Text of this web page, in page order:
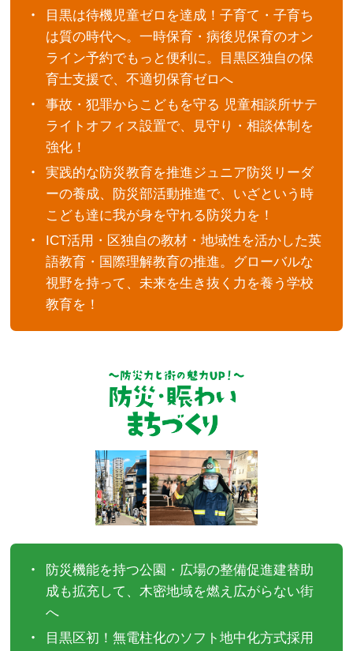
目黒は待機児童ゼロを達成！子育て・子育ち
は質の時代へ。一時保育・病後児保育のオン
ライン予約でもっと便利に。目黒区独自の保
育士支援で、不適切保育ゼロへ
事故・犯罪からこどもを守る 児童相談所サテ
ライトオフィス設置で、見守り・相談体制を
強化！
実践的な防災教育を推進ジュニア防災リーダ
ーの養成、防災部活動推進で、いざという時
こども達に我が身を守れる防災力を！
ICT活用・区独自の教材・地域性を活かした英
語教育・国際理解教育の推進。グローバルな
視野を持って、未来を生き抜く力を養う学校
教育を！
防災機能を持つ公園・広場の整備促進建替助
成も拡充して、木密地域を燃え広がらない街
へ
目黒区初！無電柱化のソフト地中化方式採用